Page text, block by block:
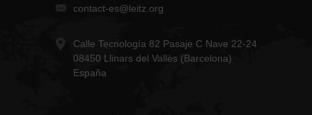
contact-es@leitz.org
Calle Tecnología 82 Pasaje C Nave 22-24
08450 Llinars del Vallès (Barcelona)
España